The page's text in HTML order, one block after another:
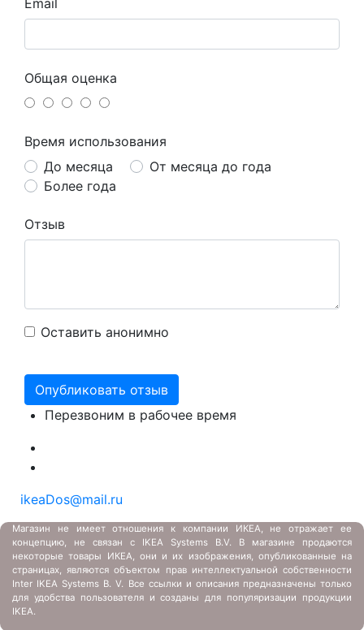
Email
Общая оценка
Время использования
До месяца
От месяца до года
Более года
Отзыв
Оставить анонимно
Перезвоним в рабочее время
ikeaDos@mail.ru
Магазин не имеет отношения к компании ИКЕА, не отражает ее
концепцию, не связан с IKEA Systems B.V. В магазине продаются
некоторые товары ИКЕА, они и их изображения, опубликованные на
страницах, являются объектом прав интеллектуальной собственности
Inter IKEA Systems B. V. Все ссылки и описания предназначены только
для удобства пользователя и созданы для популяризации продукции
IKEA.